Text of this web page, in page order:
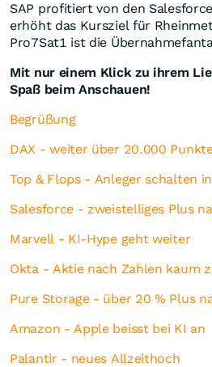
SAP profitiert von den
erhöht das Kursziel für
Pro7Sat1 ist die
Mit nur einem Klick zu ihrem
Spaß beim Anschauen!
Begrüßung
DAX - weiter über 20.000
Top & Flops - Anleger schalten
Salesforce - zweistelliges Plus
Marvell - KI-Hype geht weiter
Okta - Aktie nach Zahlen kaum
Pure Storage - über 20 % Plus
Amazon - Apple beisst bei KI an
Palantir - neues Allzeithoch